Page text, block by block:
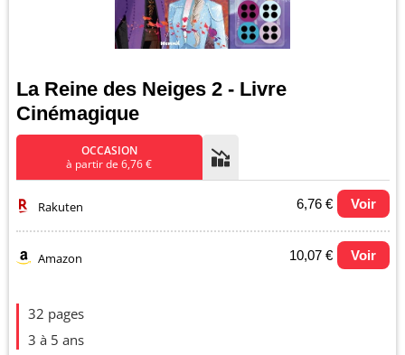
La Reine des Neiges 2 - Livre
Cinémagique
OCCASION
à partir de 6,76 €
Rakuten 6,76 € Voir
Amazon 10,07 € Voir
Evolution du prix le plus bas (neuf):
50
32 pages
3 à 5 ans